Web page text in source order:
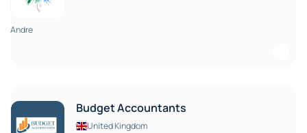
Andre
Budget Accountants
United Kingdom